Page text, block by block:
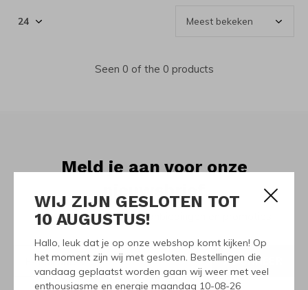
WIJ ZIJN GESLOTEN TOT
10 AUGUSTUS!
Hallo, leuk dat je op onze webshop komt kijken! Op
het moment zijn wij met gesloten. Bestellingen die
vandaag geplaatst worden gaan wij weer met veel
enthousiasme en energie maandag 10-08-26
Seen 0 of the 0 products
Meld je aan voor onze
Ontvang de nieuwste aanbiedingen en promoties
ABONNEER